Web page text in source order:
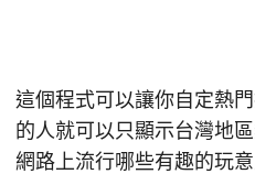
這個程式可以讓你自定熱
的人就可以只顯示台灣地
網路上流行哪些有趣的玩